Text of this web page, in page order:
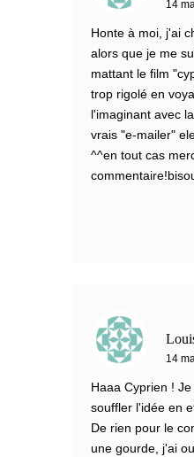
14
Honte à moi, j'ai
alors que je me
mattant le film
trop rigolé en
l'imaginant avec
vrais "e-mailer"
^^en tout cas
14
Haaa Cyprien !
souffler l'idée en
De rien pour le
une gourde, j'ai